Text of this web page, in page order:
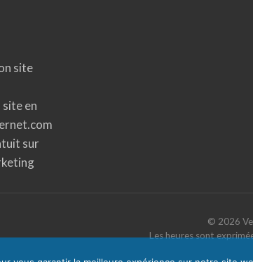
site
en
sur
© 2026
Les heures sont